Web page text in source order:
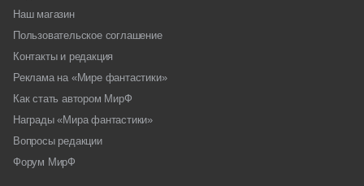
Наш магазин
Пользовательское соглашение
Контакты и редакция
Реклама на «Мире фантастики»
Как стать автором МирФ
Награды «Мира фантастики»
Вопросы редакции
Форум МирФ